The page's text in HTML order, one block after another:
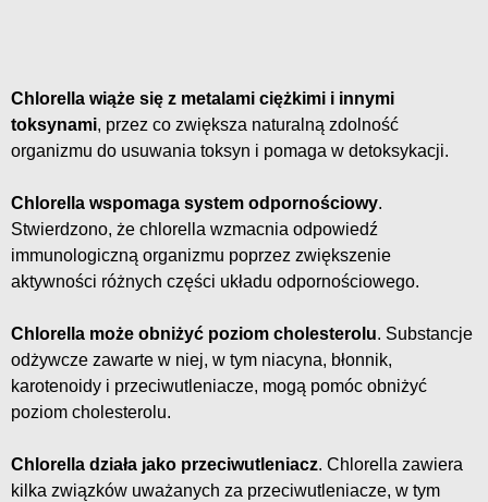
Chlorella wiąże się z metalami ciężkimi i innymi
toksynami, przez co zwiększa naturalną zdolność
organizmu do usuwania toksyn i pomaga w detoksykacji.
Chlorella wspomaga system odpornościowy.
Stwierdzono, że chlorella wzmacnia odpowiedź
immunologiczną organizmu poprzez zwiększenie
aktywności różnych części układu odpornościowego.
Chlorella może obniżyć poziom cholesterolu. Substancje
odżywcze zawarte w niej, w tym niacyna, błonnik,
karotenoidy i przeciwutleniacze, mogą pomóc obniżyć
poziom cholesterolu.
Chlorella działa jako przeciwutleniacz. Chlorella zawiera
kilka związków uważanych za przeciwutleniacze, w tym